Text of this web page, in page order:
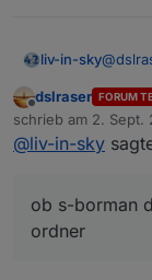
liv-in-sky@
script
frag
ob jmd
es
Offline
dslraser FORUM
schrieb am 2. Sept.
zuletzt editiert von
@liv-in-sky
ob s-borman
ordner